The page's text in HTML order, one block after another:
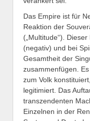
Das Empire ist für
Reaktion der
(„Multitude“).
(negativ) und bei
Gesamtheit der
zusammenfügen.
zum Volk
legitimiert. Das
transzendenten
Einzelnen in der